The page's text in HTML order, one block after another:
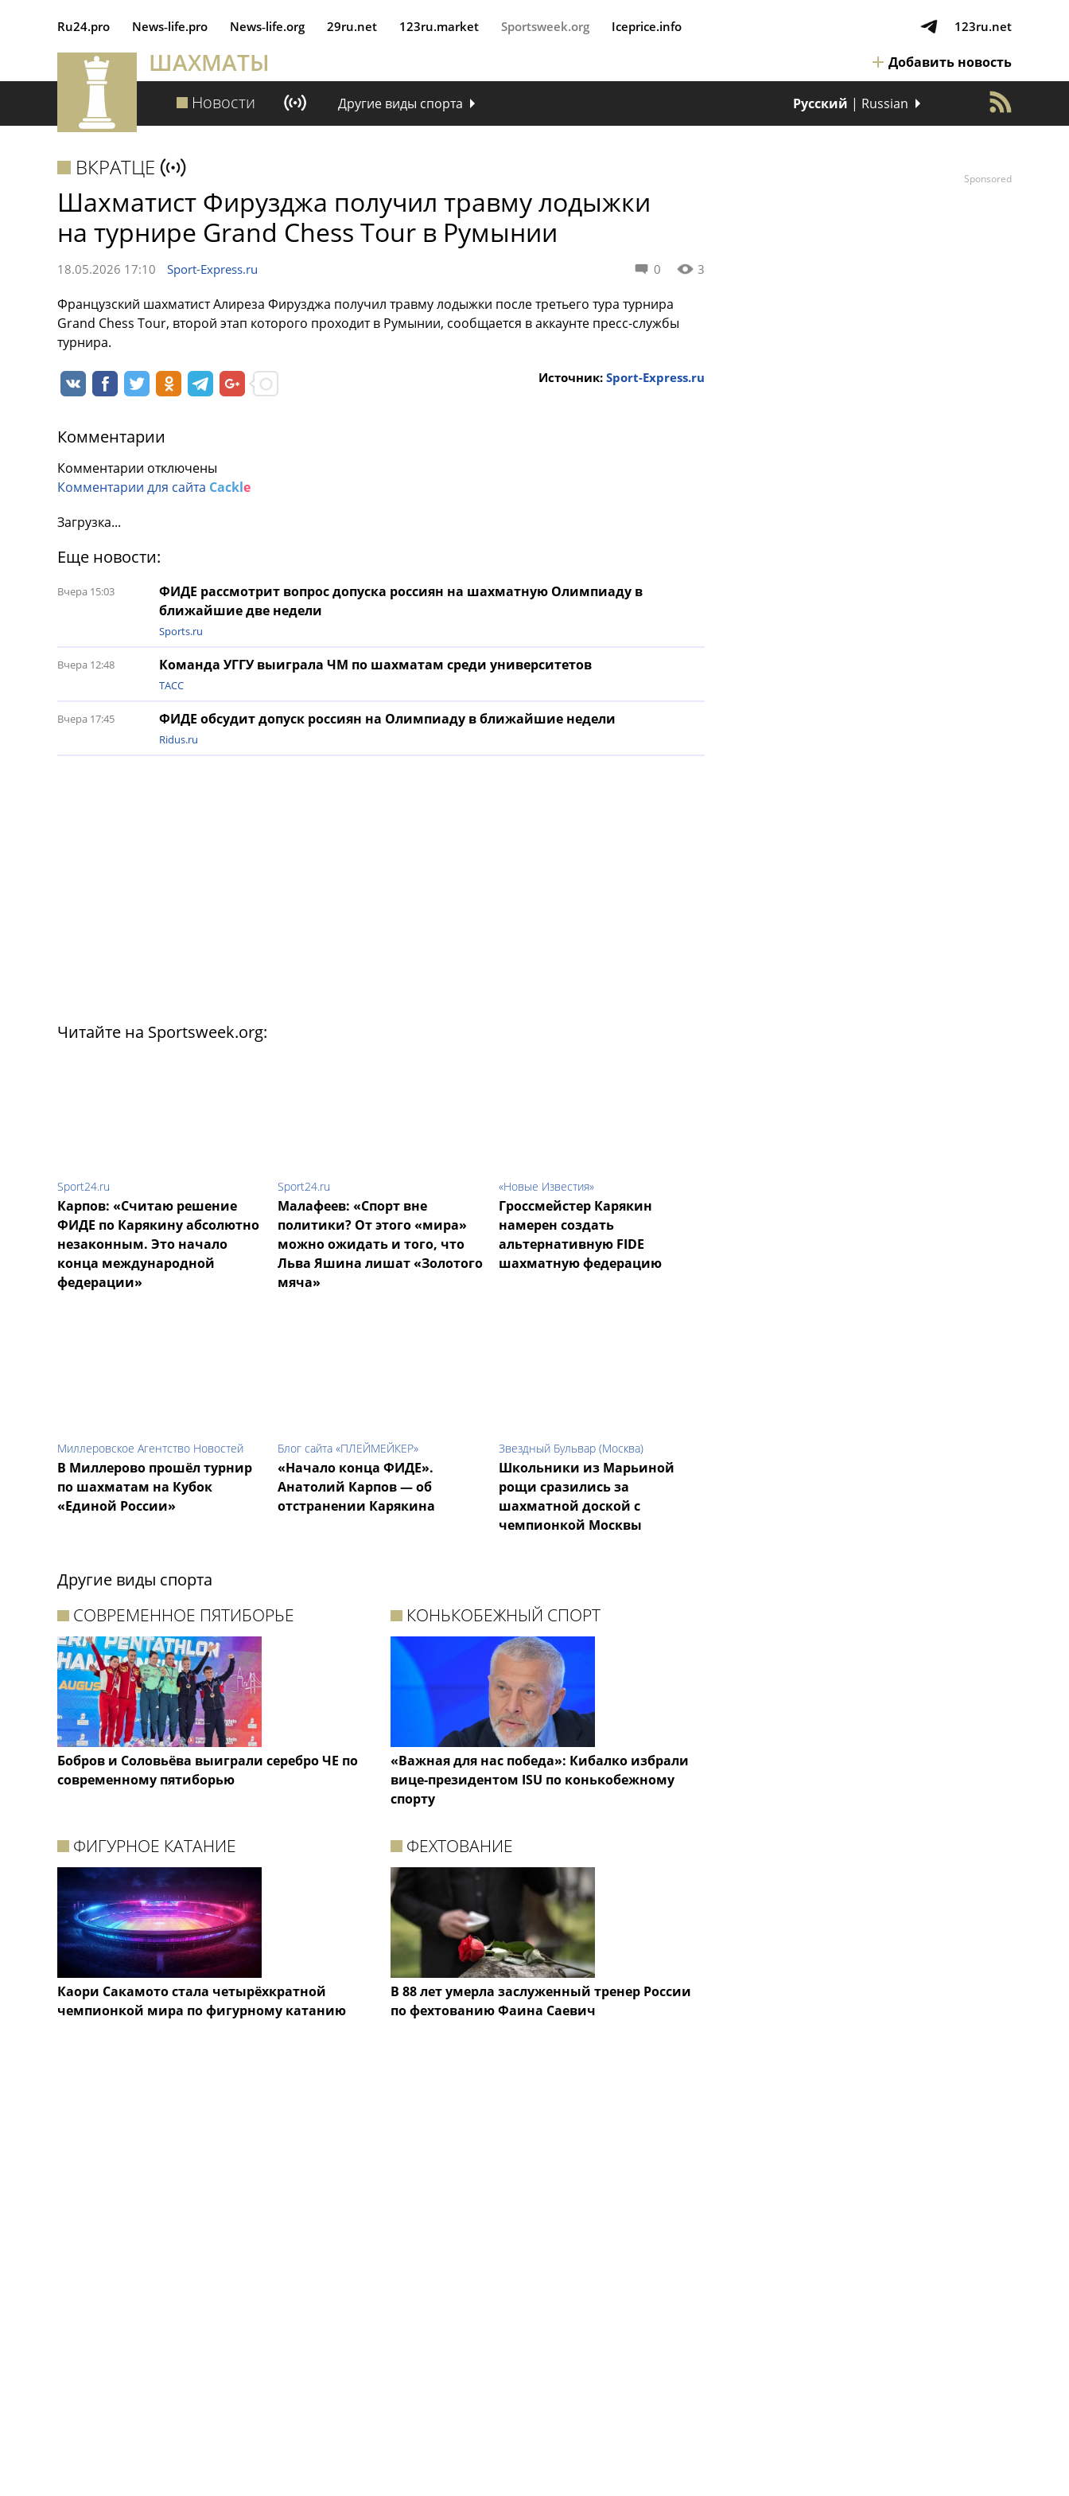
Ru24.pro News‑life.pro News‑life.org 29ru.net 123ru.market Sportsweek.org Iceprice.info 123ru.net
ШАХМАТЫ Добавить новость
Новости Другие виды спорта Русский | Russian
ВКРАТЦЕ
Шахматист Фирузджа получил травму лодыжки
на турнире Grand Chess Tour в Румынии
0 3
18.05.2026 17:10 Sport-Express.ru
Французский шахматист Алиреза Фирузджа получил травму лодыжки после третьего тура турнира
Grand Chess Tour, второй этап которого проходит в Румынии, сообщается в аккаунте пресс-службы
турнира.
Источник: Sport-Express.ru
Комментарии
Комментарии отключены
Комментарии для сайта Cackle
Загрузка...
Еще новости:
ФИДЕ рассмотрит вопрос допуска россиян на шахматную Олимпиаду в
ближайшие две недели
Вчера 15:03
Sports.ru
Команда УГГУ выиграла ЧМ по шахматам среди университетов
Вчера 12:48
ТАСС
ФИДЕ обсудит допуск россиян на Олимпиаду в ближайшие недели
Вчера 17:45
Ridus.ru
Читайте на Sportsweek.org:
Sport24.ru
Карпов: «Считаю решение
ФИДЕ по Карякину абсолютно
незаконным. Это начало
конца международной
федерации»
Sport24.ru
Малафеев: «Спорт вне
политики? От этого «мира»
можно ожидать и того, что
Льва Яшина лишат «Золотого
мяча»
«Новые Известия»
Гроссмейстер Карякин
намерен создать
альтернативную FIDE
шахматную федерацию
Миллеровское Агентство Новостей
В Миллерово прошёл турнир
по шахматам на Кубок
«Единой России»
Блог сайта «ПЛЕЙМЕЙКЕР»
«Начало конца ФИДЕ».
Анатолий Карпов — об
отстранении Карякина
Звездный Бульвар (Москва)
Школьники из Марьиной
рощи сразились за
шахматной доской с
чемпионкой Москвы
Другие виды спорта
СОВРЕМЕННОЕ ПЯТИБОРЬЕ
Бобров и Соловьёва выиграли серебро ЧЕ по
современному пятиборью
КОНЬКОБЕЖНЫЙ СПОРТ
«Важная для нас победа»: Кибалко избрали
вице-президентом ISU по конькобежному
спорту
ФИГУРНОЕ КАТАНИЕ
Каори Сакамото стала четырёхкратной
чемпионкой мира по фигурному катанию
ФЕХТОВАНИЕ
В 88 лет умерла заслуженный тренер России
по фехтованию Фаина Саевич
Sponsored